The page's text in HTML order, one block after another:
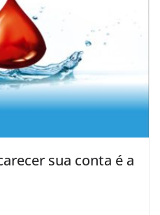
sua conta é a